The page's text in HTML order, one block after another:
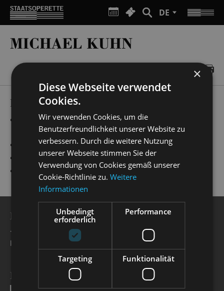
DE
MICHAEL KUHN
PRODUCTIONS
Evita “ Offiziere, Beauty Assistants & Designer,
Liebhaber
Kinostar!“ Autoritäten
Ball im Savoy“ René
My Fair Lady“ 1.Straßenkünstler
BESUCHERSERVICE
+49 351 32042 222
karten@staatsoperette.de
NEWSLETTER
×
Diese Webseite verwendet
Cookies.
Wir verwenden Cookies, um die
Benutzerfreundlichkeit unserer Website zu
verbessern. Durch die weitere Nutzung
unserer Webseite stimmen Sie der
Verwendung von Cookies gemäß unserer
Cookie-Richtlinie zu.Weitere
Informationen
Unbedingt
erforderlich
Performance
Targeting Funktionalität